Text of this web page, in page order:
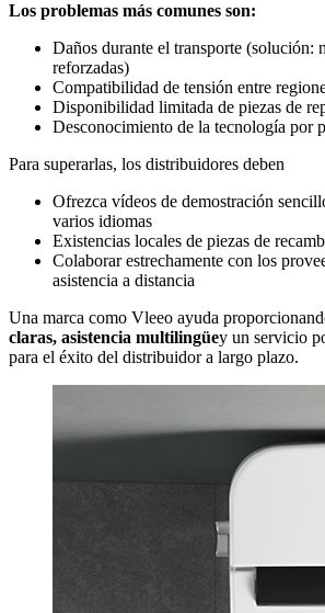
Los problemas más comunes son:
Daños durante el transporte (solución:
reforzadas)
Compatibilidad de tensión entre
Disponibilidad limitada de piezas de
Desconocimiento de la tecnología por
Para superarlas, los distribuidores deben
Ofrezca vídeos de demostración
varios idiomas
Existencias locales de piezas de
Colaborar estrechamente con los
asistencia a distancia
Una marca como Vleeo ayuda
claras, asistencia multilingüey un servicio
para el éxito del distribuidor a largo plazo.